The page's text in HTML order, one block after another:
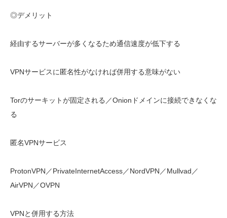
◎デメリット
経由するサーバーが多くなるため通信速度が低下する
VPNサービスに匿名性がなければ併用する意味がない
Torのサーキットが固定される／Onionドメインに接続できなくな
る
匿名VPNサービス
ProtonVPN／PrivateInternetAccess／NordVPN／Mullvad／
AirVPN／OVPN
VPNと併用する方法